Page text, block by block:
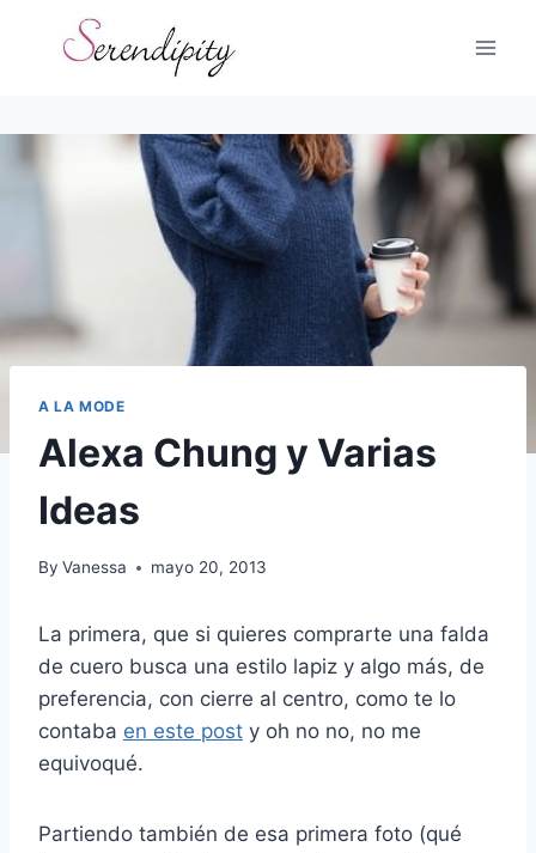
A LA MODE
Alexa Chung y Varias
Ideas
By Vanessa mayo 20, 2013
La primera, que si quieres comprarte una falda
de cuero busca una estilo lapiz y algo más, de
preferencia, con cierre al centro, como te lo
contaba en este post y oh no no, no me
equivoqué.
Partiendo también de esa primera foto (qué